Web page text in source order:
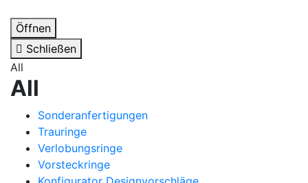
Öffnen
Schließen
All
All
Sonderanfertigungen
Trauringe
Verlobungsringe
Vorsteckringe